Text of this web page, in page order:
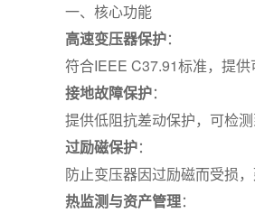
一、核心功能
高速变压器保护：
符合IEEE C37.91标准，提
接地故障保护：
提供低阻抗差动保护，可检
过励磁保护：
防止变压器因过励磁而受损
热监测与资产管理：